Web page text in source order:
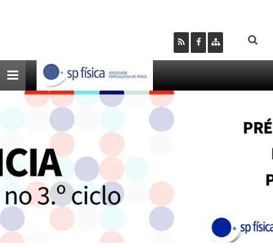
Toggle
navigation